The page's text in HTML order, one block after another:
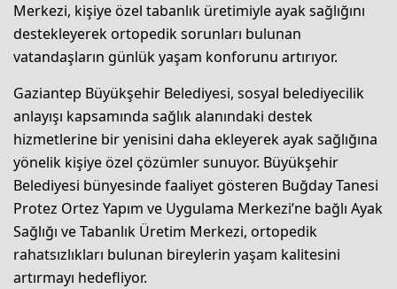
Merkezi, kişiye özel tabanlık üretimiyle ayak sağlığını
destekleyerek ortopedik sorunları bulunan
vatandaşların günlük yaşam konforunu artırıyor.
Gaziantep Büyükşehir Belediyesi, sosyal belediyecilik
anlayışı kapsamında sağlık alanındaki destek
hizmetlerine bir yenisini daha ekleyerek ayak sağlığına
yönelik kişiye özel çözümler sunuyor. Büyükşehir
Belediyesi bünyesinde faaliyet gösteren Buğday Tanesi
Protez Ortez Yapım ve Uygulama Merkezi’ne bağlı Ayak
Sağlığı ve Tabanlık Üretim Merkezi, ortopedik
rahatsızlıkları bulunan bireylerin yaşam kalitesini
artırmayı hedefliyor.